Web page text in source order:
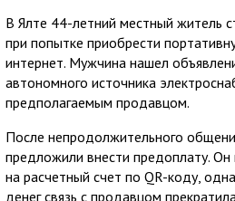
В Ялте 44-летний местный житель
при попытке приобрести
интернет. Мужчина нашел
автономного источника
предполагаемым продавцом.
После непродолжительного
предложили внести предоплату. Он
на расчетный счет по QR-коду,
денег связь с продавцом